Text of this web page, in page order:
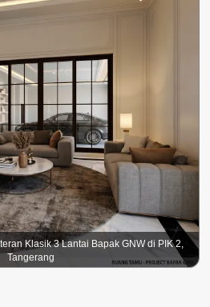
Klasik 3 Lantai Bapak GNW di PIK 2,
Tangerang